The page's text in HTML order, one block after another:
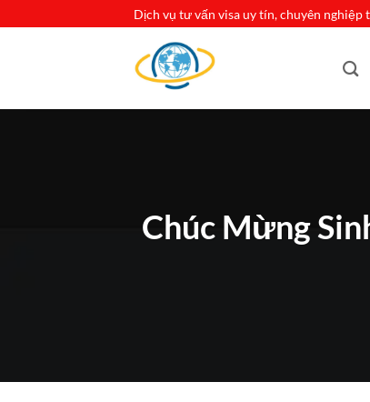
Dịch vụ tư vấn visa uy tín, chuyên nghiệp
Chúc Mừng